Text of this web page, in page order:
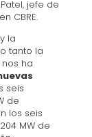
jefe de
CBRE.
la
tanto la
ha
seis
de
los seis
MW de